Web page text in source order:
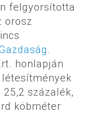
felgyorsította
orosz
honlapján
százalék,
köbméter